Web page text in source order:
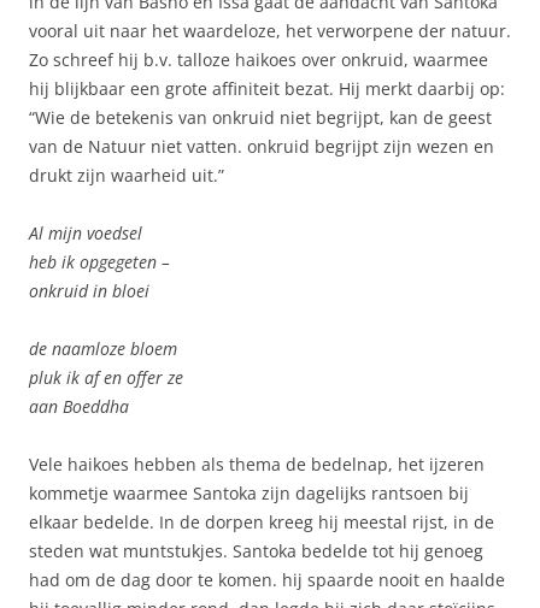
vooral uit naar het waardeloze, het verworpene der natuur.
Zo schreef hij b.v. talloze haikoes over onkruid, waarmee
hij blijkbaar een grote affiniteit bezat. Hij merkt daarbij op:
“Wie de betekenis van onkruid niet begrijpt, kan de geest
van de Natuur niet vatten. onkruid begrijpt zijn wezen en
drukt zijn waarheid uit.”
Al mijn voedsel
heb ik opgegeten –
onkruid in bloei
de naamloze bloem
pluk ik af en offer ze
aan Boeddha
Vele haikoes hebben als thema de bedelnap, het ijzeren
kommetje waarmee Santoka zijn dagelijks rantsoen bij
elkaar bedelde. In de dorpen kreeg hij meestal rijst, in de
steden wat muntstukjes. Santoka bedelde tot hij genoeg
had om de dag door te komen. hij spaarde nooit en haalde